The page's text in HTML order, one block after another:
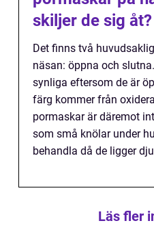
skiljer de sig åt?
Det finns två
näsan: öppna och
synliga eftersom de är
färg kommer från
pormaskar är däremot
som små knölar under
behandla då de ligger
Läs fler